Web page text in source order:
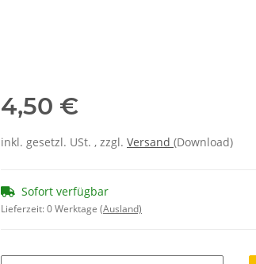
4,50 €
inkl. gesetzl. USt. , zzgl. Versand (Download)
Sofort verfügbar
Lieferzeit:0 Werktage (Ausland)